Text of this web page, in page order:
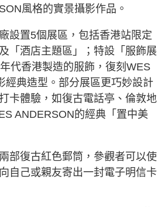
風格的實景攝影作品。
設置5個展區，包括香港站限定
「酒店主題區」；特設「服飾展
代香港製造的服飾，復刻WES
經典造型。部分展區更巧妙設計
卡體驗，如復古電話亭、倫敦地
ANDERSON的經典「置中美
部復古紅⾊郵筒，參觀者可以使
自己或親友寄出一封電子明信卡